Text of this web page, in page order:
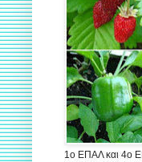
1ο ΕΠΑΛ και 4ο